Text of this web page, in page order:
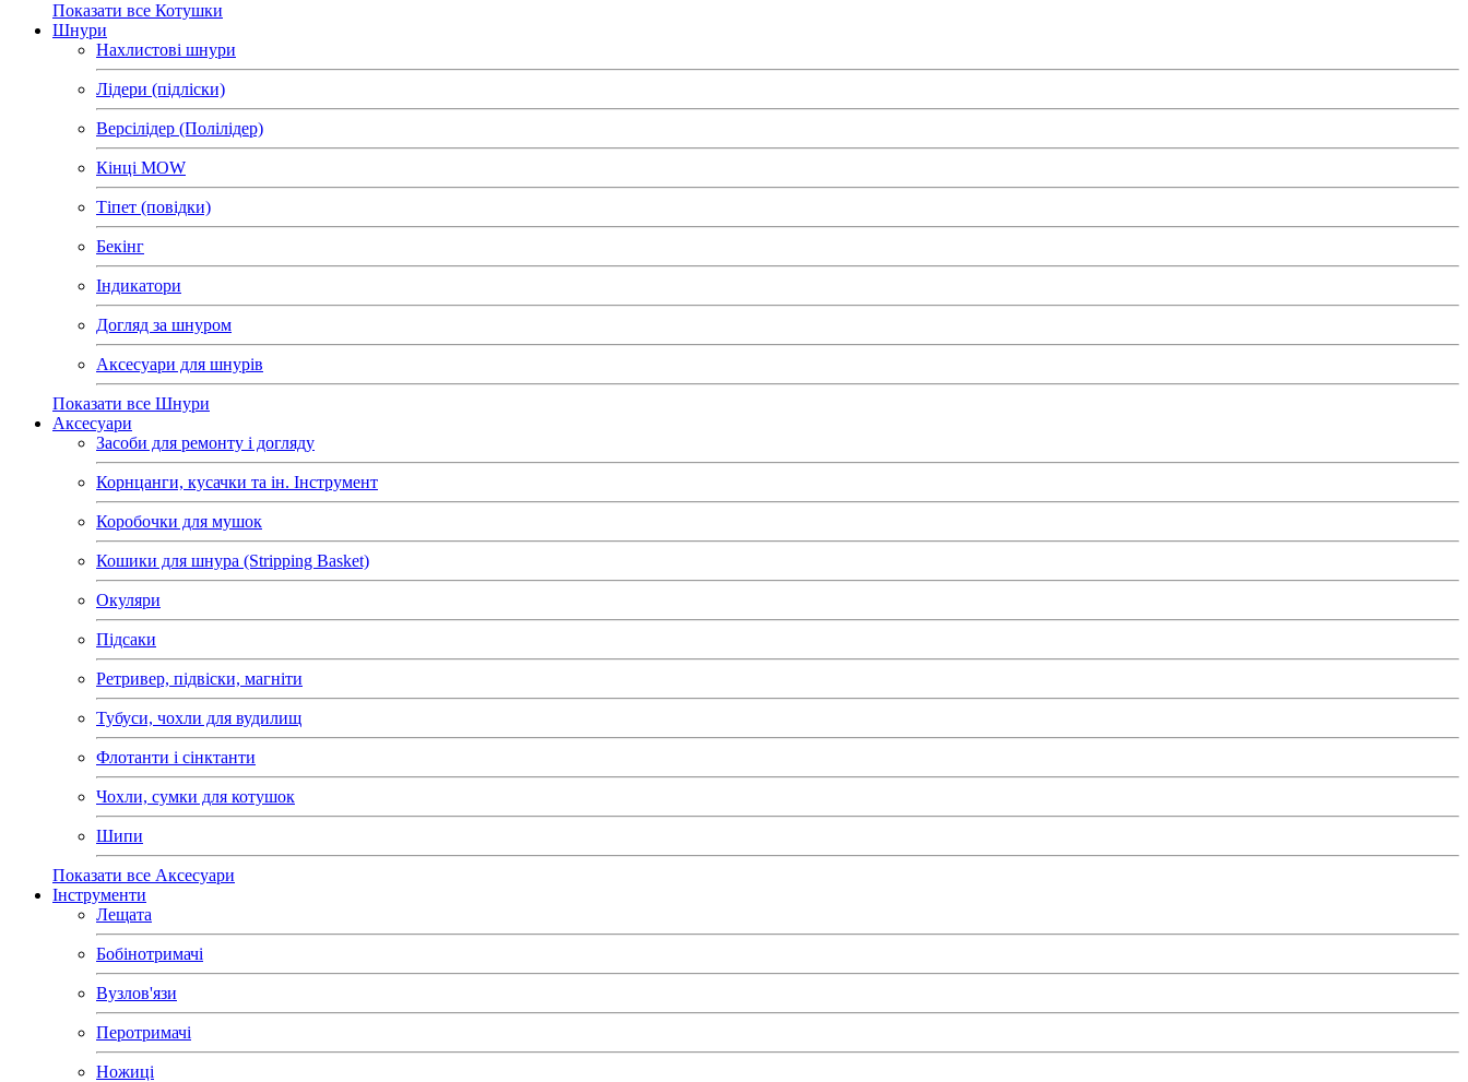
Показати все Котушки
Шнури
Нахлистові шнури
Лідери (підліски)
Версілідер (Полілідер)
Кінці MOW
Тіпет (повідки)
Бекінг
Індикатори
Догляд за шнуром
Аксесуари для шнурів
Показати все Шнури
Аксесуари
Засоби для ремонту і догляду
Корнцанги, кусачки та ін. Інструмент
Коробочки для мушок
Кошики для шнура (Stripping Basket)
Окуляри
Підсаки
Ретривер, підвіски, магніти
Тубуси, чохли для вудилищ
Флотанти і сінктанти
Чохли, сумки для котушок
Шипи
Показати все Аксесуари
Інструменти
Лещата
Бобінотримачі
Вузлов'язи
Перотримачі
Ножиці